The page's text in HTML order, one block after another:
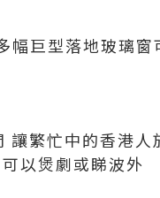
幅巨型落地玻璃窗
讓繁忙中的香港人
以煲劇或睇波外